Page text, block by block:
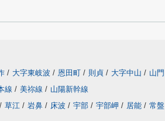
/ 大字東岐波 / 恩田町 / 則貞 / 大字中山 / 山門
線 / 美祢線 / 山陽新幹線
/ 草江 / 岩鼻 / 床波 / 宇部 / 宇部岬 / 居能 / 常盤